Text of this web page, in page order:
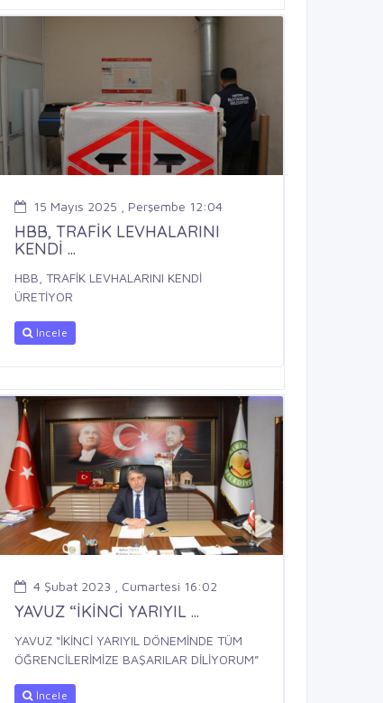
15 Mayıs 2025 , Perşembe 12:04
HBB, TRAFİK LEVHALARINI
KENDİ ...
HBB, TRAFİK LEVHALARINI KENDİ
ÜRETİYOR
İncele
4 Şubat 2023 , Cumartesi 16:02
YAVUZ “İKİNCİ YARIYIL ...
YAVUZ “İKİNCİ YARIYIL DÖNEMİNDE TÜM
ÖĞRENCİLERİMİZE BAŞARILAR DİLİYORUM”
İncele